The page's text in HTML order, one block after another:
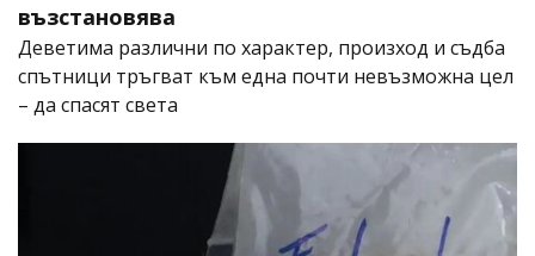
възстановява
Деветима различни по характер, произход и съдба
спътници тръгват към една почти невъзможна цел
– да спасят света